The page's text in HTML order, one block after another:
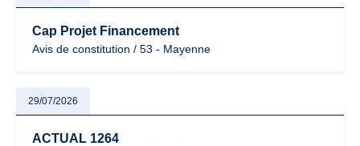
Cap Projet Financement
Avis de constitution / 53 - Mayenne
29/07/2026
ACTUAL 1264